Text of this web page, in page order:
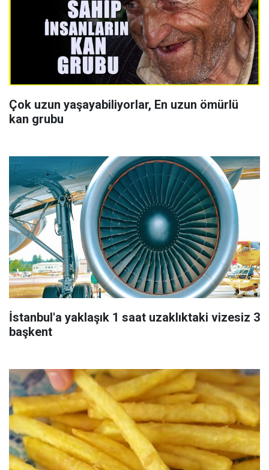
Çok uzun yaşayabiliyorlar, En uzun ömürlü
kan grubu
İstanbul'a yaklaşık 1 saat uzaklıktaki vizesiz 3
başkent